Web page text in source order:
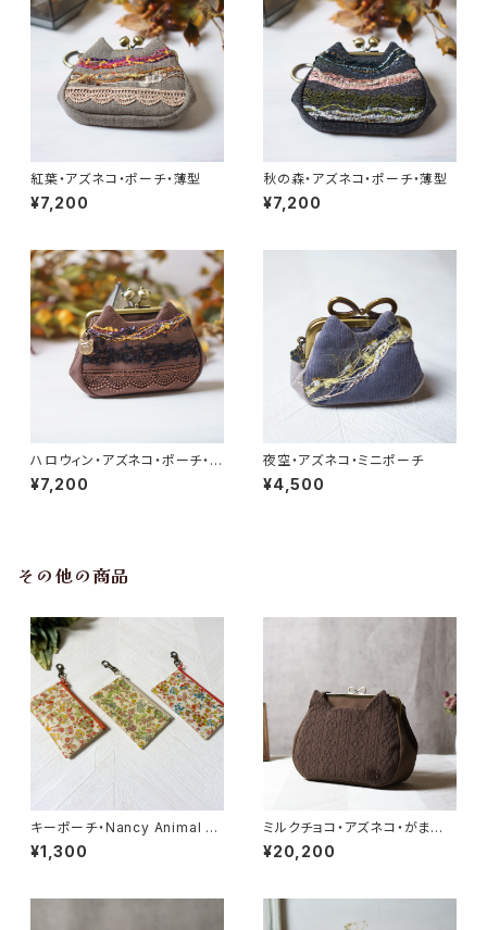
紅葉・アズネコ・ポーチ・薄型
¥7,200
秋の森・アズネコ・ポーチ・薄型
¥7,200
ハロウィン・アズネコ・ポーチ・薄
型
¥7,200
夜空・アズネコ・ミニポーチ
¥4,500
その他の商品
キーポーチ・Nancy Animal リ
バティラミネート生地
¥1,300
ミルクチョコ・アズネコ・がま口
バッグ
¥20,200